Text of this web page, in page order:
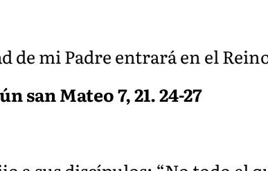
de mi Padre entrará en el
san Mateo 7, 21. 24-27